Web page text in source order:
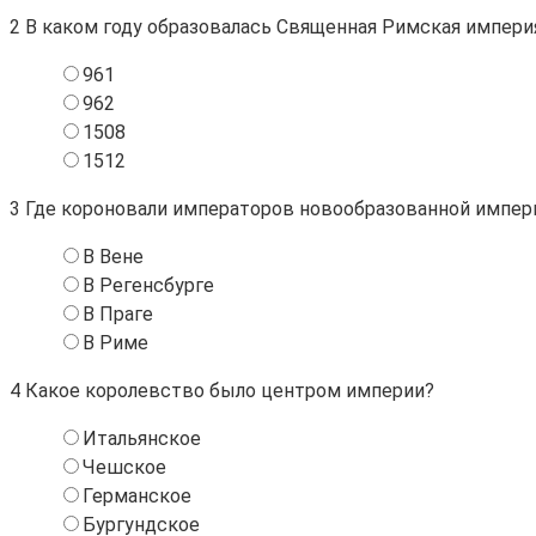
2 В каком году образовалась Священная Римская
961
962
1508
1512
3 Где короновали императоров новообразованной
В Вене
В Регенсбурге
В Праге
В Риме
4 Какое королевство было центром империи?
Итальянское
Чешское
Германское
Бургундское